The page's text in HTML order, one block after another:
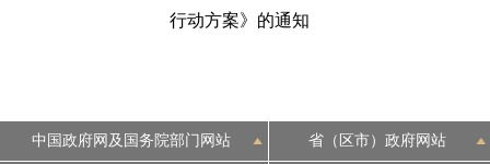
行动方案》的通知
中国政府网及国务院部门网站 省（区市）政府网站